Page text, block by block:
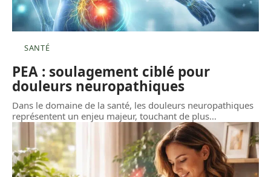
SANTÉ
PEA : soulagement ciblé pour
douleurs neuropathiques
Dans le domaine de la santé, les douleurs neuropathiques
représentent un enjeu majeur, touchant de plus…